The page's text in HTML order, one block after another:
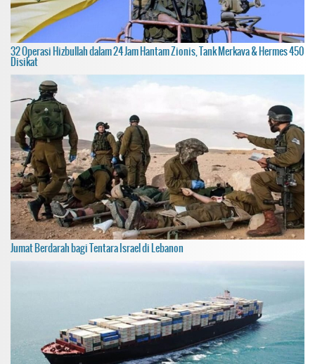
32 Operasi Hizbullah dalam 24 Jam Hantam Zionis, Tank Merkava & Hermes 450
Disikat
Jumat Berdarah bagi Tentara Israel di Lebanon